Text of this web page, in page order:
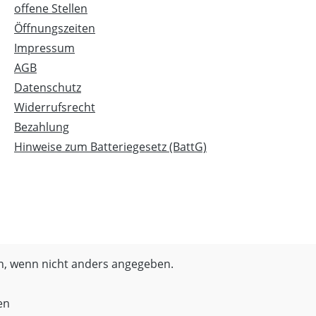
offene Stellen
Öffnungszeiten
Impressum
AGB
Datenschutz
Widerrufsrecht
Bezahlung
Hinweise zum Batteriegesetz (BattG)
wenn nicht anders angegeben.